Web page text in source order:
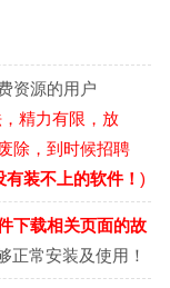
资源的用户
精力有限，放
除，到时候招聘
有装不上的软件！ )
下载相关页面的故
正常安装及使用！